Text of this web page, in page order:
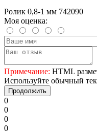
Ролик 0,8-1 мм 742090
Моя оценка:
Примечание: HTML
Используйте обычный
Продолжить
0
0
0
0